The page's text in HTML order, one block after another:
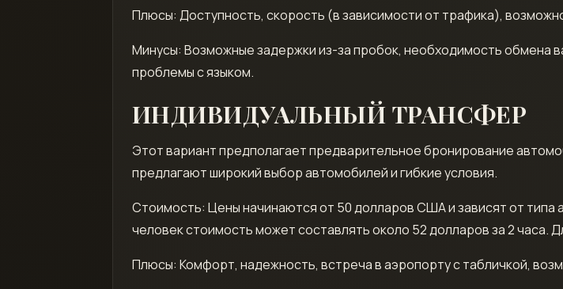
Плюсы: Доступность, скорость (в зависимости от трафика),
Минусы: Возможные задержки из-за пробок, необходимость обмена
проблемы с языком.
ИНДИВИДУАЛЬНЫЙ ТРАНСФЕР
Этот вариант предполагает предварительное бронирование
предлагают широкий выбор автомобилей и гибкие условия.
Стоимость: Цены начинаются от 50 долларов США и зависят от типа
человек стоимость может составлять около 52 долларов за 2 часа.
Плюсы: Комфорт, надежность, встреча в аэропорту с табличкой,